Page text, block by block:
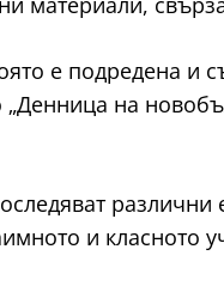
е подредена и
на
различни
и класното